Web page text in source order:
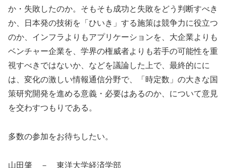
か・失敗したのか。そもそも成功と失敗をどう判断すべき
か、日本発の技術を「ひいき」する施策は競争力に役立つ
のか、インフラよりもアプリケーションを、大企業よりも
ベンチャー企業を、学界の権威者よりも若手の可能性を重
視すべきではないか、などを議論した上で、最終的にに
は、変化の激しい情報通信分野で、「時定数」の大きな国
策研究開発を進める意義・必要はあるのか、について意見
を交わすつもりである。
多数の参加をお待ちしたい。
山田肇 － 東洋大学経済学部